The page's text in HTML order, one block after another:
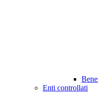
Enti controllati